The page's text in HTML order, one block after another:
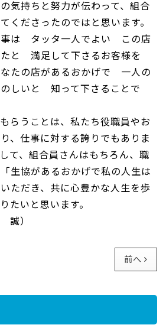
気持ちと努力が伝わって、組合
くださったのではと思います。
事は タッタ一人でよい この店
たと 満足して下さるお客様を
たの店があるおかげで 一人の
しいと 知って下さることで
らうことは、私たち役職員やお
、仕事に対する誇りでもありま
て、組合員さんはもちろん、職
生協があるおかげで私の人生は
ただき、共に心豊かな人生を歩
たいと思います。
誠）
前へ